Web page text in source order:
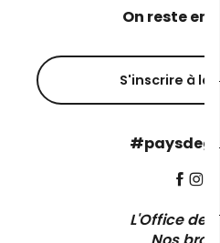
On reste en
S'inscrire à la
L'Office de